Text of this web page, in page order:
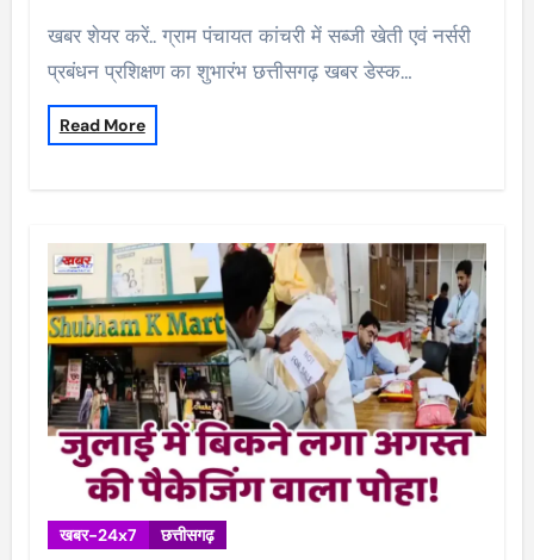
खबर शेयर करें.. ग्राम पंचायत कांचरी में सब्जी खेती एवं नर्सरी
प्रबंधन प्रशिक्षण का शुभारंभ छत्तीसगढ़ खबर डेस्क…
Read More
खबर-24x7 छत्तीसगढ़